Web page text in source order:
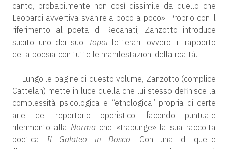
canto, probabilmente non così dissimile da quello che
Leopardi avvertiva svanire a poco a poco». Proprio con il
riferimento al poeta di Recanati, Zanzotto introduce
subito uno dei suoi topoiletterari, ovvero, il rapporto
della poesia con tutte le manifestazioni della realtà.
Lungo le pagine di questo volume, Zanzotto (complice
Cattelan) mette in luce quella che lui stesso definisce la
complessità psicologica e “etnologica” propria di certe
arie del repertorio operistico, facendo puntuale
riferimento allaNorma che «trapunge» la sua raccolta
poetica Il Galateo in Bosco. Con una di quelle